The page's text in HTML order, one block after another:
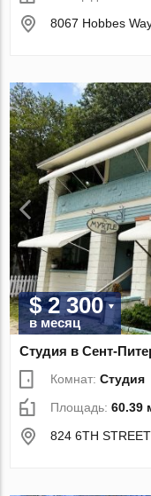
8067 Hobbes
$ 2 300
в месяц
Студия в Сент-
Комнат:Студия
Площадь:60.39
824 6TH